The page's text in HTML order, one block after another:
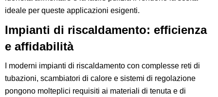
ideale per queste applicazioni esigenti.
Impianti di riscaldamento: efficienza
e affidabilità
I moderni impianti di riscaldamento con complesse reti di
tubazioni, scambiatori di calore e sistemi di regolazione
pongono molteplici requisiti ai materiali di tenuta e di